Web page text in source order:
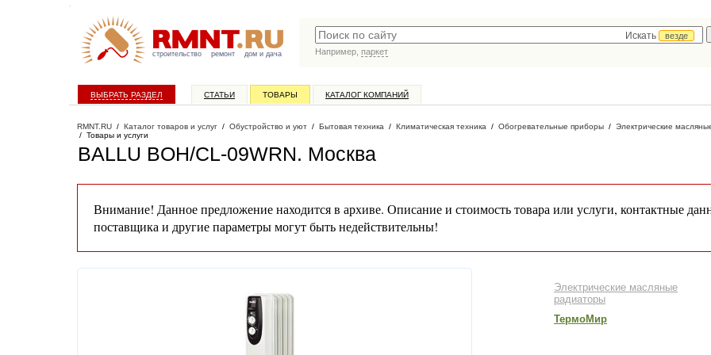
строительство ремонт дом и дача
Искать
везде
Например, паркет
ВЫБРАТЬ РАЗДЕЛ СТАТЬИ ТОВАРЫ КАТАЛОГ КОМПАНИЙ
RMNT.RU / Каталог товаров и услуг / Обустройство и уют / Бытовая техника / Климатическая техника / Обогревательные приборы / Электрические
/ Товары и услуги
BALLU BOH/CL-09WRN. Москва
Внимание! Данное предложение находится в архиве. Описание и стоимость товара или услуги, контактные
поставщика и другие параметры могут быть недействительны!
Электрические масляные
радиаторы
ТермоМир